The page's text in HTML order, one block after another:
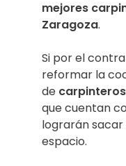
mejores
Zaragoza.
Si por el
reformar la
de
que cuentan
lograrán
espacio.